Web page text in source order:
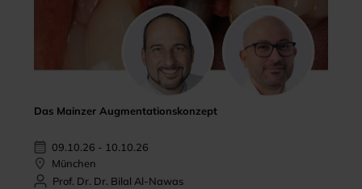
Das Mainzer Augmentationskonzept
09.10.26 - 10.10.26
München
Prof. Dr. Dr. Bilal Al-Nawas